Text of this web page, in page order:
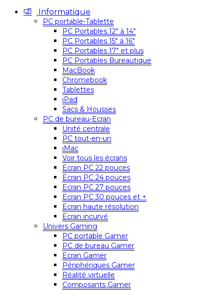
Informatique
PC portable-Tablette
PC Portables 12″ à 14″
PC Portables 15″ à 16″
PC Portables 17″ et plus
PC Portables Bureautique
MacBook
Chromebook
Tablettes
iPad
Sacs & Housses
PC de bureau-Ecran
Unité centrale
PC tout-en-un
iMac
Voir tous les écrans
Ecran PC 22 pouces
Ecran PC 24 pouces
Ecran PC 27 pouces
Ecran PC 30 pouces et +
Ecran haute résolution
Ecran incurvé
Univers Gaming
PC portable Gamer
PC de bureau Gamer
Ecran Gamer
Périphériques Gamer
Réalité virtuelle
Composants Gamer